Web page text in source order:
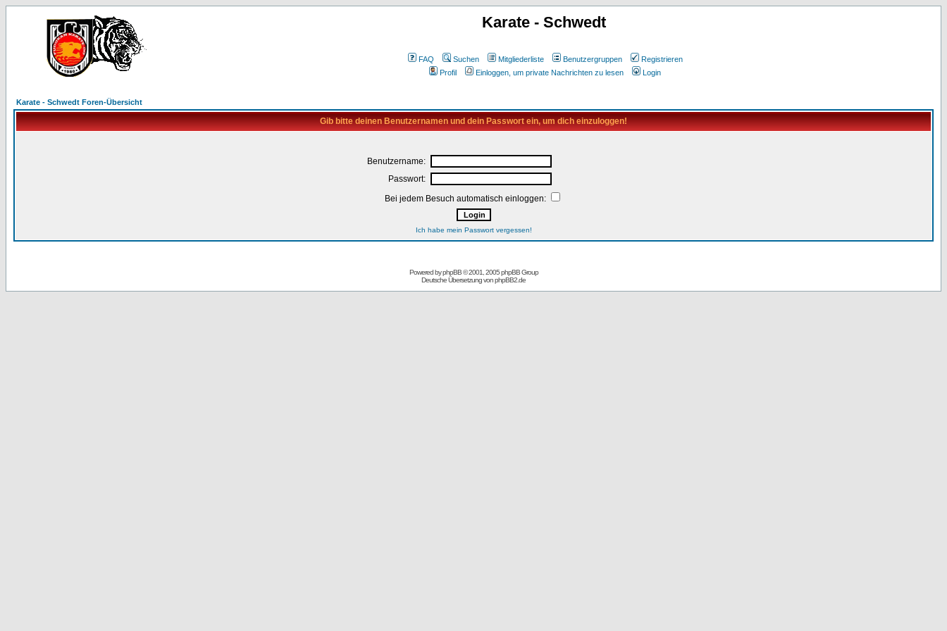
Karate - Schwedt
FAQ Suchen Mitgliederliste Benutzergruppen
Registrieren
Profil
Einloggen, um private Nachrichten zu lesen Login
Karate - Schwedt Foren-Übersicht
Gib bitte deinen Benutzernamen und dein Passwort ein, um dich einzuloggen!
Benutzername:
Passwort:
Bei jedem Besuch automatisch einloggen:
Ich habe mein Passwort vergessen!
Powered byphpBB© 2001, 2005 phpBB Group
Deutsche Übersetzung vonphpBB2.de